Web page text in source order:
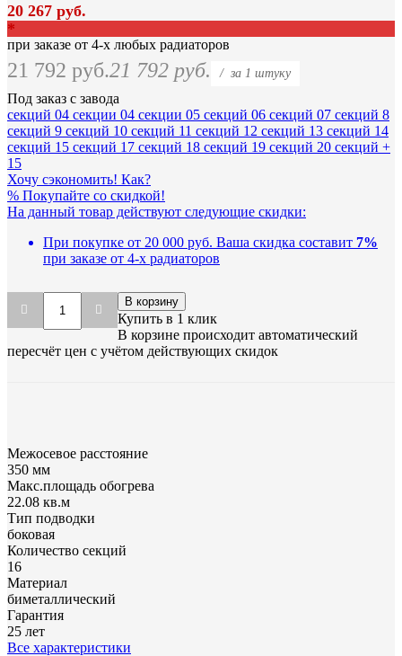
20 267 руб.
*
при заказе от 4-х любых радиаторов
21 792 руб.21 792 руб. / за 1 штуку
Под заказ с завода
секций 04 секции 04 секции 05 секций 06 секций 07 секций 8
секций 9 секций 10 секций 11 секций 12 секций 13 секций 14
секций 15 секций 17 секций 18 секций 19 секций 20 секций +
15
Хочу сэкономить! Как?
% Покупайте со скидкой!
На данный товар действуют следующие скидки:
При покупке от 20 000 руб. Ваша скидка составит 7%
при заказе от 4-х радиаторов
В корзину
Купить в 1 клик
В корзине происходит автоматический
пересчёт цен с учётом действующих скидок
Межосевое расстояние
350 мм
Макс.площадь обогрева
22.08 кв.м
Тип подводки
боковая
Количество cекций
16
Материал
биметаллический
Гарантия
25 лет
Все характеристики